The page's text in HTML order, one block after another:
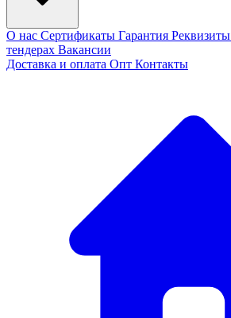
О нас Сертификаты Гарантия Реквизиты
тендерах Вакансии
Доставка и оплата Опт Контакты